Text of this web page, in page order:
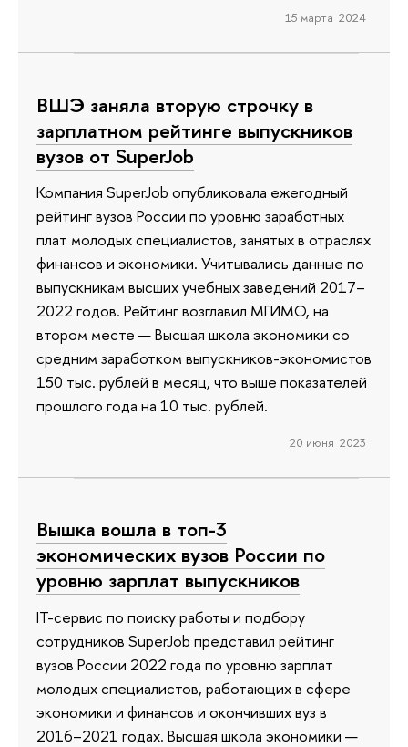
15 марта 2024
ВШЭ заняла вторую строчку в
зарплатном рейтинге выпускников
вузов от SuperJob
Компания SuperJob опубликовала ежегодный
рейтинг вузов России по уровню заработных
плат молодых специалистов, занятых в отраслях
финансов и экономики. Учитывались данные по
выпускникам высших учебных заведений 2017–
2022 годов. Рейтинг возглавил МГИМО, на
втором месте — Высшая школа экономики со
средним заработком выпускников-экономистов
150 тыс. рублей в месяц, что выше показателей
прошлого года на 10 тыс. рублей.
20 июня 2023
Вышка вошла в топ-3
экономических вузов России по
уровню зарплат выпускников
IT-сервис по поиску работы и подбору
сотрудников SuperJob представил рейтинг
вузов России 2022 года по уровню зарплат
молодых специалистов, работающих в сфере
экономики и финансов и окончивших вуз в
2016–2021 годах. Высшая школа экономики —